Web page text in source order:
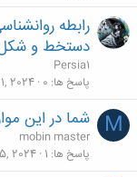
رابطه
دستخط و
Persia1
پاسخ ها 0
2024
M شما در این
mobin master
پاسخ ها 1
2024